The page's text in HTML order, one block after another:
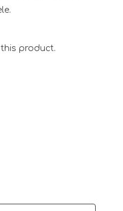
product.